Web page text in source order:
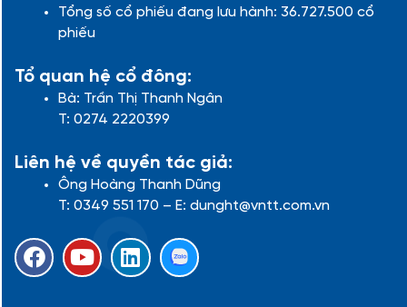
Tổng số cổ phiếu đang lưu hành: 36.727.500 cổ
phiếu
Tổ quan hệ cổ đông:
Bà: Trần Thị Thanh Ngân
T: 0274 2220399
Liên hệ về quyền tác giả:
Ông Hoàng Thanh Dũng
T: 0349 551 170 – E: dunght@vntt.com.vn
F
a
Y
o
L
i